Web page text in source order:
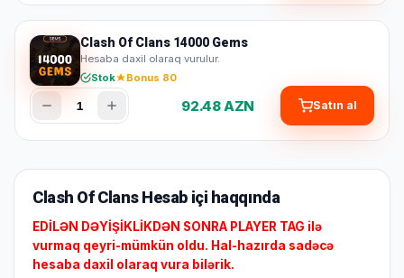
Clash Of Clans 14000 Gems
Hesaba daxil olaraq vurulur.
Stok
Bonus 80
1 92.48 AZN Satın al
Clash Of Clans Hesab içi haqqında
EDİLƏN DƏYİŞİKLİKDƏN SONRA PLAYER TAG ilə
vurmaq qeyri-mümkün oldu. Hal-hazırda sadəcə
hesaba daxil olaraq vura bilərik.